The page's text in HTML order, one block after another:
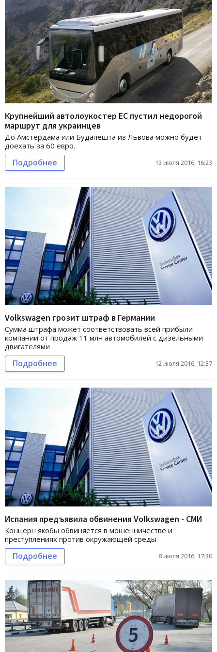
Крупнейший автолоукостер ЕС пустил недорогой
маршрут для украинцев
До Амстердама или Будапешта из Львова можно будет
доехать за 60 евро.
Подробнее 13 июля 2016, 16:23
Volkswagen грозит штраф в Германии
Сумма штрафа может соответствовать всей прибыли
компании от продаж 11 млн автомобилей с дизельными
двигателями
Подробнее 12 июля 2016, 12:37
Испания предъявила обвинения Volkswagen - СМИ
Концерн якобы обвиняется в мошенничестве и
преступлениях против окружающей среды
Подробнее 8 июля 2016, 17:30